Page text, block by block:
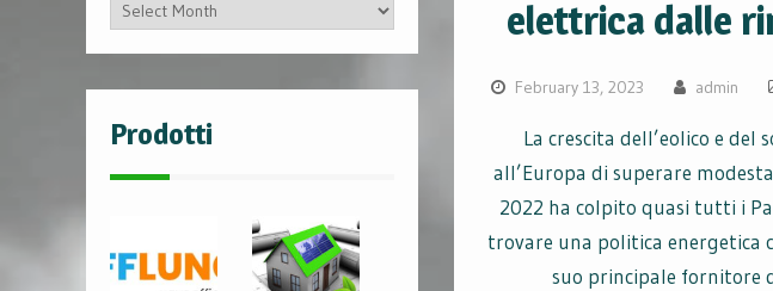
elettrica dalle
February 13, 2023 admin
La crescita dell’eolico e
all’Europa di superare
2022 ha colpito quasi tutti i
trovare una politica energetica
suo principale fornitore
Archivio
Prodotti